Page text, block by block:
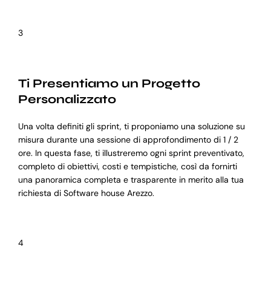
3
Ti Presentiamo un Progetto
Personalizzato
Una volta definiti gli sprint, ti proponiamo una soluzione su
misura durante una sessione di approfondimento di 1 / 2
ore. In questa fase, ti illustreremo ogni sprint preventivato,
completo di obiettivi, costi e tempistiche, così da fornirti
una panoramica completa e trasparente in merito alla tua
richiesta di Software house Arezzo.
4